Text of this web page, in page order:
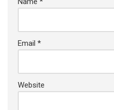
Email *
Website